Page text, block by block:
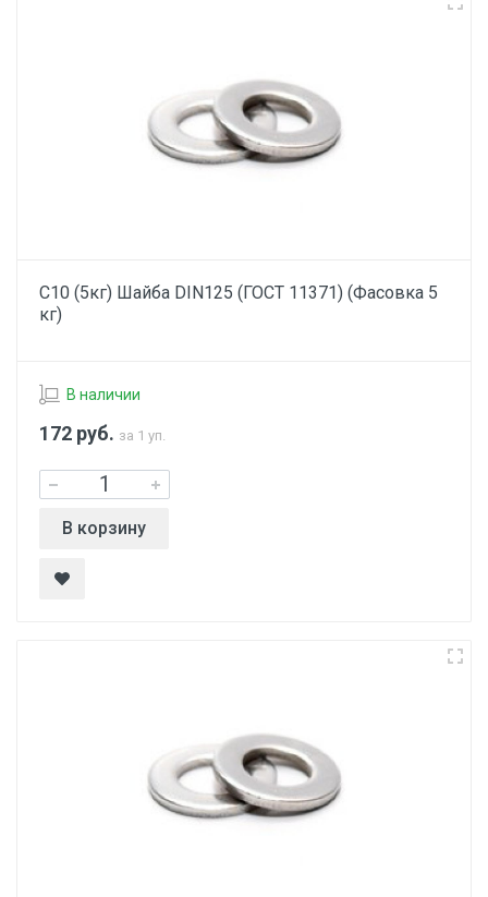
С10 (5кг) Шайба DIN125 (ГОСТ 11371) (Фасовка 5
кг)
В наличии
172 руб. за 1 уп.
В корзину